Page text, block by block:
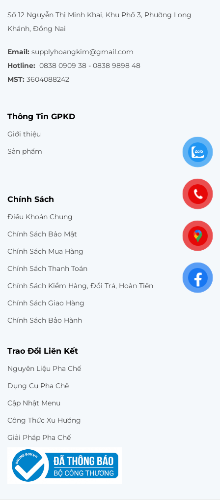
Số 12 Nguyễn Thị Minh Khai, Khu Phố 3, Phường Long
Khánh, Đồng Nai
Email: supplyhoangkim@gmail.com
Hotline: 0838 0909 38 - 0838 9898 48
MST: 3604088242
Thông Tin GPKD
Giới thiệu
Sản phẩm
Chính Sách
Điều Khoản Chung
Chính Sách Bảo Mật
Chính Sách Mua Hàng
Chính Sách Thanh Toán
Chính Sách Kiểm Hàng, Đổi Trả, Hoàn Tiền
Chính Sách Giao Hàng
Chính Sách Bảo Hành
Trao Đổi Liên Kết
Nguyên Liệu Pha Chế
Dụng Cụ Pha Chế
Cập Nhật Menu
Công Thức Xu Hướng
Giải Pháp Pha Chế